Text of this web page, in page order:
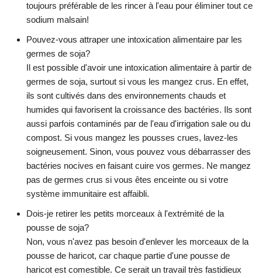
toujours préférable de les rincer à l'eau pour éliminer tout ce
sodium malsain!
Pouvez-vous attraper une intoxication alimentaire par les
germes de soja?
Il est possible d'avoir une intoxication alimentaire à partir de
germes de soja, surtout si vous les mangez crus. En effet,
ils sont cultivés dans des environnements chauds et
humides qui favorisent la croissance des bactéries. Ils sont
aussi parfois contaminés par de l'eau d'irrigation sale ou du
compost. Si vous mangez les pousses crues, lavez-les
soigneusement. Sinon, vous pouvez vous débarrasser des
bactéries nocives en faisant cuire vos germes. Ne mangez
pas de germes crus si vous êtes enceinte ou si votre
système immunitaire est affaibli.
Dois-je retirer les petits morceaux à l'extrémité de la
pousse de soja?
Non, vous n'avez pas besoin d'enlever les morceaux de la
pousse de haricot, car chaque partie d'une pousse de
haricot est comestible. Ce serait un travail très fastidieux